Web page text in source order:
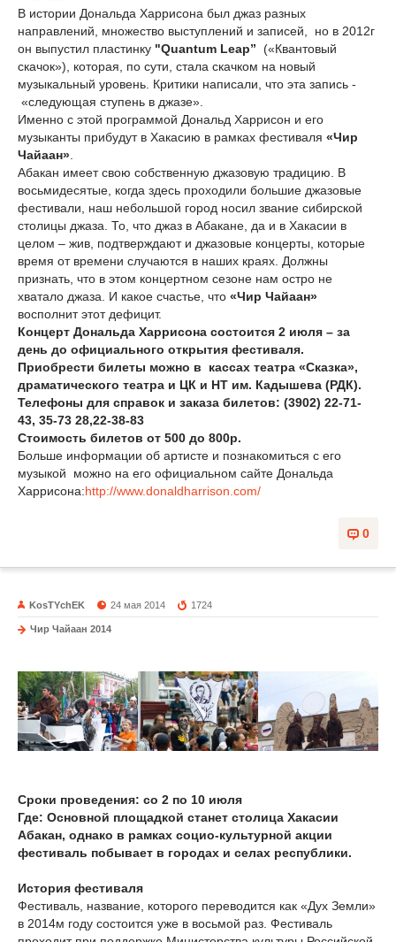
В истории Дональда Харрисона был джаз разных
направлений, множество выступлений и записей, но в 2012г
он выпустил пластинку "Quantum Leap” («Квантовый
скачок»), которая, по сути, стала скачком на новый
музыкальный уровень. Критики написали, что эта запись -
«следующая ступень в джазе».
Именно с этой программой Дональд Харрисон и его
музыканты прибудут в Хакасию в рамках фестиваля «Чир
Чайаан»
Абакан имеет свою собственную джазовую традицию. В
восьмидесятые, когда здесь проходили большие джазовые
фестивали, наш небольшой город носил звание сибирской
столицы джаза. То, что джаз в Абакане, да и в Хакасии в
целом – жив, подтверждают и джазовые концерты, которые
время от времени случаются в наших краях. Должны
признать, что в этом концертном сезоне нам остро не
хватало джаза. И какое счастье, что «Чир Чайаан»
восполнит этот дефицит.
Концерт Дональда Харрисона состоится 2 июля – за
день до официального открытия фестиваля.
Приобрести билеты можно в кассах театра «Сказка»,
драматического театра и ЦК и НТ им. Кадышева (РДК).
Телефоны для справок и заказа билетов: (3902) 22-71-
43, 35-73 28,22-38-83
Стоимость билетов от 500 до 800р.
Больше информации об артисте и познакомиться с его
музыкой можно на его официальном сайте Дональда
Харрисона:http://www.donaldharrison.com/
0
KosTYchEK 24 мая 2014 1724
Чир Чайаан 2014
Сроки проведения: со 2 по 10 июля
Где: Основной площадкой станет столица Хакасии
Абакан, однако в рамках социо-культурной акции
фестиваль побывает в городах и селах республики.
История фестиваля
Фестиваль, название, которого переводится как «Дух Земли»
в 2014м году состоится уже в восьмой раз. Фестиваль